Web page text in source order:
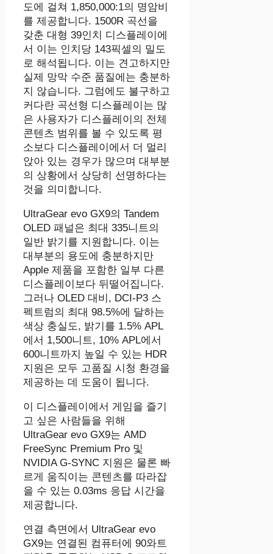
도에 걸쳐 1,850,000:1의 명암비
를 제공합니다. 1500R 곡선을
갖춘 대형 39인치 디스플레이에
서 이는 인치당 143픽셀의 밀도
로 해석됩니다. 이는 견고하지만
실제 망막 수준 품질에는 충분하
지 않습니다. 그럼에도 불구하고
커다란 곡선형 디스플레이는 많
은 사용자가 디스플레이의 전체
콘텐츠 범위를 볼 수 있도록 평
소보다 디스플레이에서 더 멀리
앉아 있는 경우가 많으며 대부분
의 상황에서 상당히 선명하다는
것을 의미합니다.
UltraGear evo GX9의 Tandem
OLED 패널은 최대 335니트의
일반 밝기를 지원합니다. 이는
대부분의 용도에 충분하지만
Apple 제품을 포함한 일부 다른
디스플레이보다 뒤떨어집니다.
그러나 OLED 대비, DCI-P3 스
펙트럼의 최대 98.5%에 달하는
색상 충실도, 밝기를 1.5% APL
에서 1,500니트, 10% APL에서
600니트까지 높일 수 있는 HDR
지원은 모두 고품질 시청 환경을
제공하는 데 도움이 됩니다.
이 디스플레이에서 게임을 즐기
고 싶은 사람들을 위해
UltraGear evo GX9는 AMD
FreeSync Premium Pro 및
NVIDIA G-SYNC 지원은 물론 빠
르게 움직이는 콘텐츠를 따라잡
을 수 있는 0.03ms 응답 시간을
제공합니다.
연결 측면에서 UltraGear evo
GX9는 연결된 컴퓨터에 90와트